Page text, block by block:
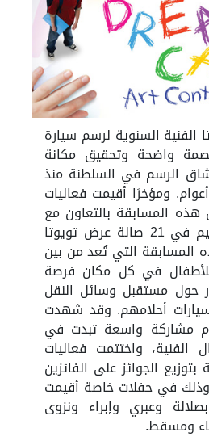
الفنية السنوية لرسم سيارة
واضحة وتحقيق مكانة
الرسم في السلطنة منذ
ومؤخرًا أقيمت فعاليات
هذه المسابقة بالتعاون مع
وزارة التربية والتعليم في 21 صالة عرض تويوتا
المسابقة التي تُعد من بين
للأطفال في كل مكان فرصة
حول مستقبل وسائل النقل
أحلامهم. وقد شهدت
مشاركة واسعة تبدت في
الفنية، واختتمت فعاليات
الجوائز على الفائزين
في حفلات خاصة أقيمت
وعبري وإبراء ونزوى
ومسقط.